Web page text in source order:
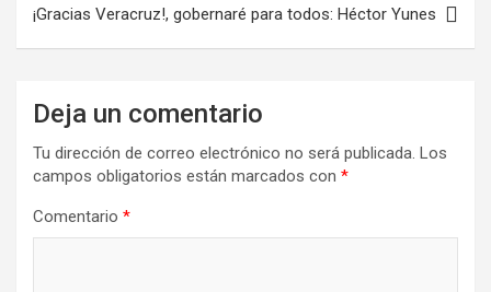
¡Gracias Veracruz!, gobernaré para todos: Héctor Yunes
Deja un comentario
Tu dirección de correo electrónico no será publicada. Los
campos obligatorios están marcados con *
Comentario *